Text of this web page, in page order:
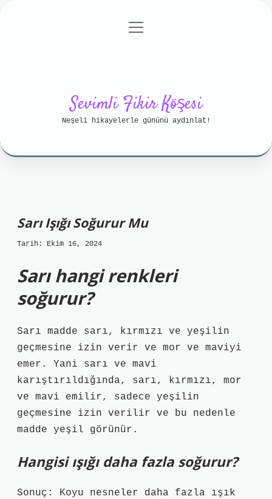
Gizlilik Politikası
menüyü
Sevimli Fikir Köşesi
Neşeli hikayelerle gününü aydınlat!
Sarı Işığı Soğurur Mu
Tarih: Ekim 16, 2024
Sarı hangi renkleri
soğurur?
Sarı madde sarı, kırmızı ve yeşilin
geçmesine izin verir ve mor ve maviyi
emer. Yani sarı ve mavi
karıştırıldığında, sarı, kırmızı, mor
ve mavi emilir, sadece yeşilin
geçmesine izin verilir ve bu nedenle
madde yeşil görünür.
Hangisi ışığı daha fazla soğurur?
Sonuç: Koyu nesneler daha fazla ışık